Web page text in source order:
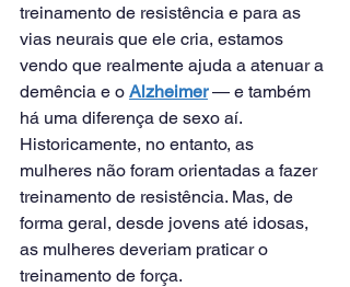
treinamento de resistência e para as
vias neurais que ele cria, estamos
vendo que realmente ajuda a atenuar a
demência e o Alzheimer — e também
há uma diferença de sexo aí.
Historicamente, no entanto, as
mulheres não foram orientadas a fazer
treinamento de resistência. Mas, de
forma geral, desde jovens até idosas,
as mulheres deveriam praticar o
treinamento de força.